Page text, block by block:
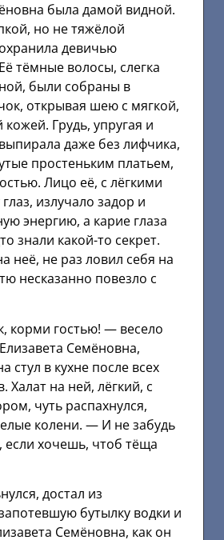
была дамой видной.
но не тяжёлой
девичью
тёмные волосы, слегка
были собраны в
открывая шею с мягкой,
кожей. Грудь, упругая и
даже без лифчика,
простеньким платьем,
Лицо её, с лёгкими
излучало задор и
энергию, а карие глаза
знали какой-то секрет.
неё, не раз ловил себя на
несказанно повезло с
корми гостью! — весело
Семёновна,
стул в кухне после всех
Халат на ней, лёгкий, с
чуть распахнулся,
колени. — И не забудь
если хочешь, чтоб тёща
достал из
бутылку водки и
Семёновна, как он